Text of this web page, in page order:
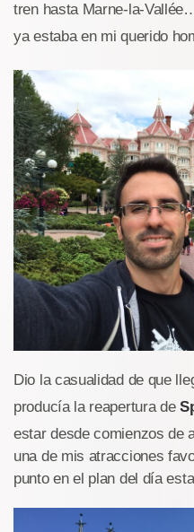
tren hasta Marne-la-
ya estaba en mi querido
Dio la casualidad de que
producía la reapertura de
estar desde comienzos de
una de mis atracciones
punto en el plan del día